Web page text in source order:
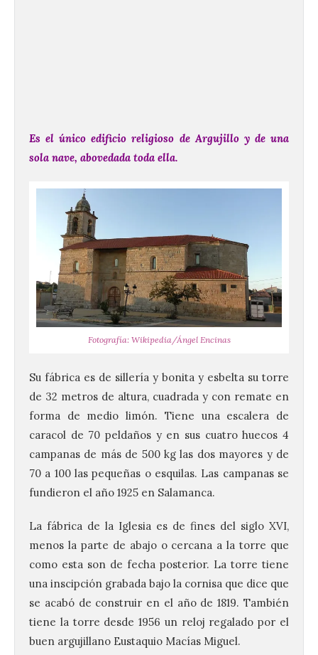
Es el único edificio religioso de Argujillo y de una
sola nave, abovedada toda ella.
Fotografía: Wikipedia/Ángel Encinas
Su fábrica es de sillería y bonita y esbelta su torre
de 32 metros de altura, cuadrada y con remate en
forma de medio limón. Tiene una escalera de
caracol de 70 peldaños y en sus cuatro huecos 4
campanas de más de 500 kg las dos mayores y de
70 a 100 las pequeñas o esquilas. Las campanas se
fundieron el año 1925 en Salamanca.
La fábrica de la Iglesia es de fines del siglo XVI,
menos la parte de abajo o cercana a la torre que
como esta son de fecha posterior. La torre tiene
una inscipción grabada bajo la cornisa que dice que
se acabó de construir en el año de 1819. También
tiene la torre desde 1956 un reloj regalado por el
buen argujillano Eustaquio Macías Miguel.